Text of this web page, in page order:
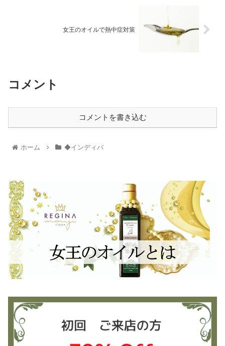
女王のオイルで熱中症対策
コメント
コメントを書き込む
ホーム ◆インディバ